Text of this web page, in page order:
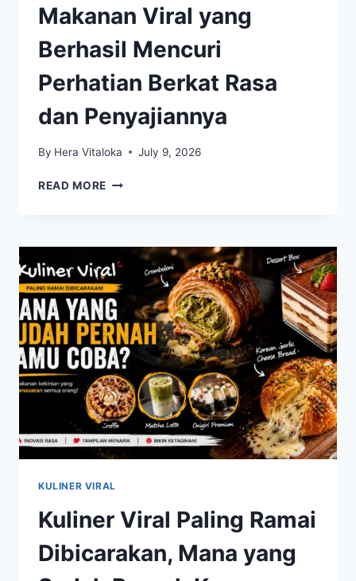
Makanan Viral yang
Berhasil Mencuri
Perhatian Berkat Rasa
dan Penyajiannya
By Hera Vitaloka July 9, 2026
READ MORE MAKANAN
MENCURI
PERHATIAN
BERKAT
RASA
DAN
PENYAJIANNYA
KULINER VIRAL
Kuliner Viral Paling Ramai
Dibicarakan, Mana yang